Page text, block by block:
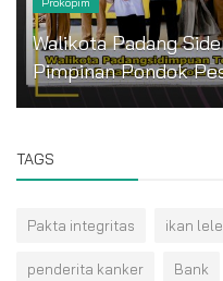
Walikota Padang
Pimpinan Pondok
TAGS
Pakta integritas ikan lele
penderita kanker Bank